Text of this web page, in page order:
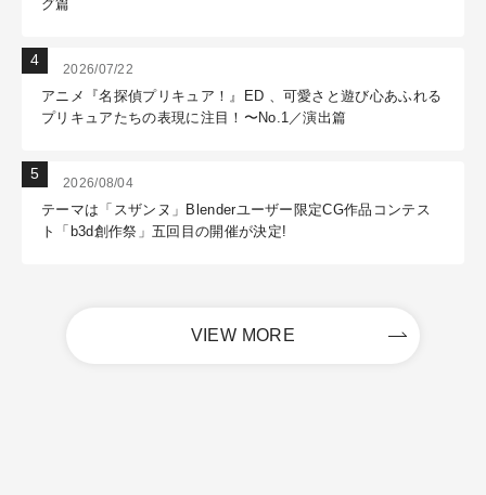
グ篇
2026/07/22
アニメ『名探偵プリキュア！』ED 、可愛さと遊び心あふれる
プリキュアたちの表現に注目！〜No.1／演出篇
2026/08/04
テーマは「スザンヌ」Blenderユーザー限定CG作品コンテス
ト「b3d創作祭」五回目の開催が決定!
VIEW MORE